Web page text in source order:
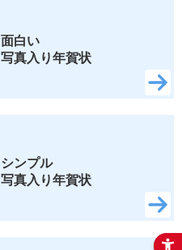
面白い
写真入り年賀状
シンプル
写真入り年賀状